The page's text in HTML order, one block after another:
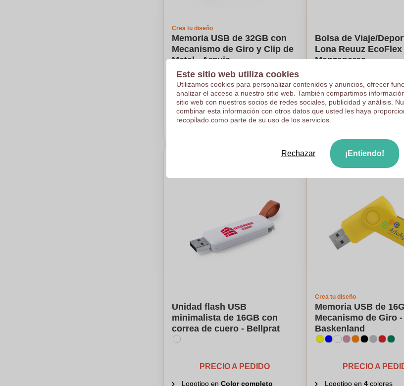
Crea tu diseño
Memoria USB de 32GB con
Mecanismo de Giro y Clip de
Metal - Arguis
€6,77
Por pieza, base en 250 piezas
Logotipo en4colores
De5piezas
Calcule mi precio
Bolsa de Viaje/
Lona Reuuz EcoFlex
Manzanares
€10,26
Por pieza, base en 50
Logotipo enColor
De10 piezas
Mejor vendido
Unidad flash USB
minimalista de 16GB con
correa de cuero - Bellprat
PRECIO A PEDIDO
Logotipo en Color completo
Crea tu diseño
Memoria USB de
Mecanismo de Giro -
Baskenland
PRECIO A
Logotipo en 4 colores
Este sitio web utiliza cookies
Utilizamos cookies para personalizar contenidos y anuncios, ofrecer
analizar el acceso a nuestro sitio web. También compartimos
sitio web con nuestros socios de redes sociales, publicidad y análisis.
combinar esta información con otros datos que usted les haya
recopilado como parte de su uso de los servicios.
Rechazar ¡Entiendo!